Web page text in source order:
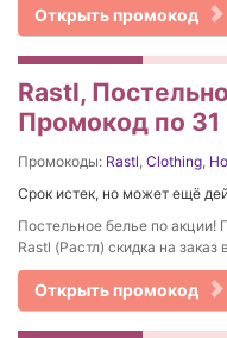
Открыть промокод
Rastl,
Промокод по
Промокоды: Rastl, Clothing,
Срок истек, но может ещё
Постельное белье по акции!
Rastl (Растл) скидка на заказ
Открыть промокод